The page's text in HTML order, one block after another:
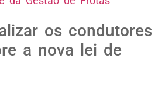
os condutores
a nova lei de